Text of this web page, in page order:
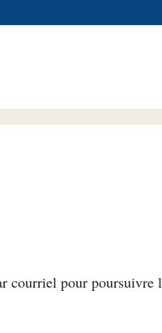
courriel pour poursuivre